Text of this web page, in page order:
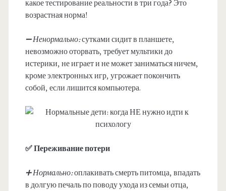
какое тестирование реальности в три года? Это
возрастная норма!
➖ Ненормально:сутками сидит в планшете,
невозможно оторвать, требует мультики до
истерики, не играет и не может заниматься ничем,
кроме электронных игр, угрожает покончить
собой, если лишится компьютера.
✅ Переживание потери
➕ Нормально:оплакивать смерть питомца, впадать
в долгую печаль по поводу ухода из семьи отца,